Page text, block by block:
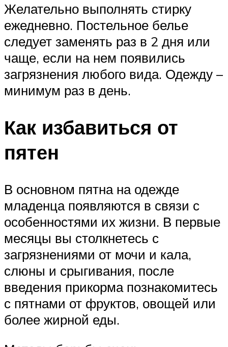
Желательно выполнять стирку
ежедневно. Постельное белье
следует заменять раз в 2 дня или
чаще, если на нем появились
загрязнения любого вида. Одежду –
минимум раз в день.
Как избавиться от
пятен
В основном пятна на одежде
младенца появляются в связи с
особенностями их жизни. В первые
месяцы вы столкнетесь с
загрязнениями от мочи и кала,
слюны и срыгивания, после
введения прикорма познакомитесь
с пятнами от фруктов, овощей или
более жирной еды.